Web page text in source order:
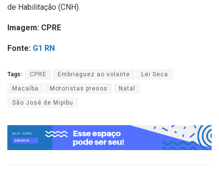
de Habilitação (CNH).
Imagem: CPRE
Fonte: G1 RN
Tags: CPRE Embriaguez ao volante Lei Seca
Macaíba Motoristas presos Natal
São José de Mipibu